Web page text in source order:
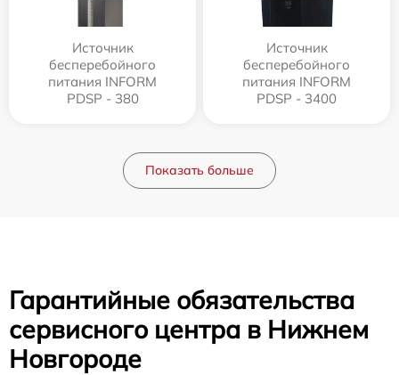
Источник
бесперебойного
питания INFORM
PDSP - 380
Источник
бесперебойного
питания INFORM
PDSP - 3400
Показать больше
Гарантийные обязательства
сервисного центра в Нижнем
Новгороде